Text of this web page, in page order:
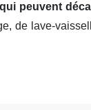
peuvent
de lave-